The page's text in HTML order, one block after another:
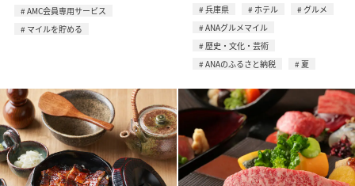
AMC会員専用サービス
マイルを貯める
兵庫県 ホテル
グルメ
ANAグルメマイル
歴史・文化・芸術
ANAのふるさと納税
夏